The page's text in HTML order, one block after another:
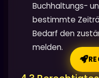
Buchhaltungs-
bestimmte
Bedarf den
melden.